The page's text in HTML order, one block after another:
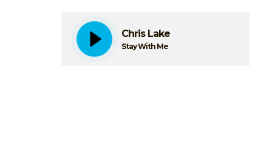
Chris Lake
Stay With Me